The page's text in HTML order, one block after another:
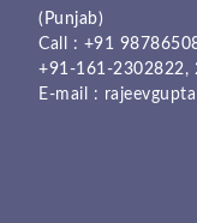
(Punjab)
Call : +91
+91-161-2302822,
E-mail :